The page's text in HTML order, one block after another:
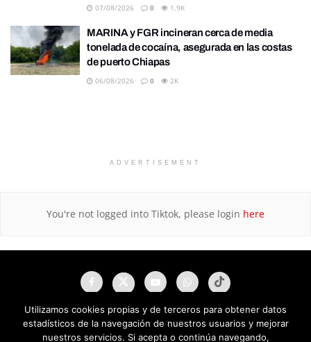
07/08/2026 0 1.9K
MARINA y FGR incineran cerca de media
tonelada de cocaína, asegurada en las costas
de puerto Chiapas
06/08/2026 0 2K
ADVERTISEMENT
You're not logged into Tiktok, please login here
Utilizamos cookies propias y de terceros para obtener datos
estadísticos de la navegación de nuestros usuarios y mejorar
nuestros servicios. Si acepta o continúa navegando,